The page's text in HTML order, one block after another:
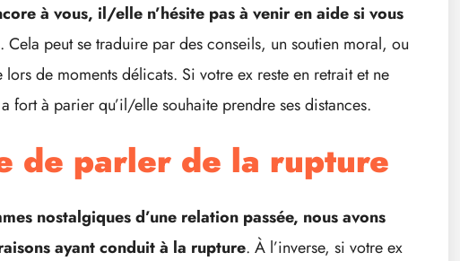
à vous, il/elle n’hésite pas à venir en aide si vous
. Cela peut se traduire par des conseils, un soutien moral, ou
de moments délicats. Si votre ex reste en retrait et ne
fort à parier qu’il/elle souhaite prendre ses distances.
de parler de la rupture
nostalgiques d’une relation passée, nous avons
ayant conduit à la rupture. À l’inverse, si votre ex